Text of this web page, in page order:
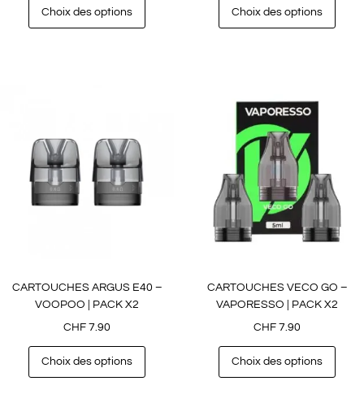
Choix des options Choix des options
CARTOUCHES ARGUS E40 –
VOOPOO | PACK X2
CHF 7.90
Choix des options
CARTOUCHES VECO GO –
VAPORESSO | PACK X2
CHF 7.90
Choix des options